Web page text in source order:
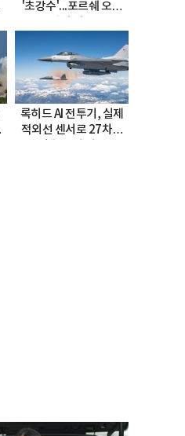
'초강수'...포르쉐 오너
록히드 AI 전투기, 실제
적외선 센서로 27차례